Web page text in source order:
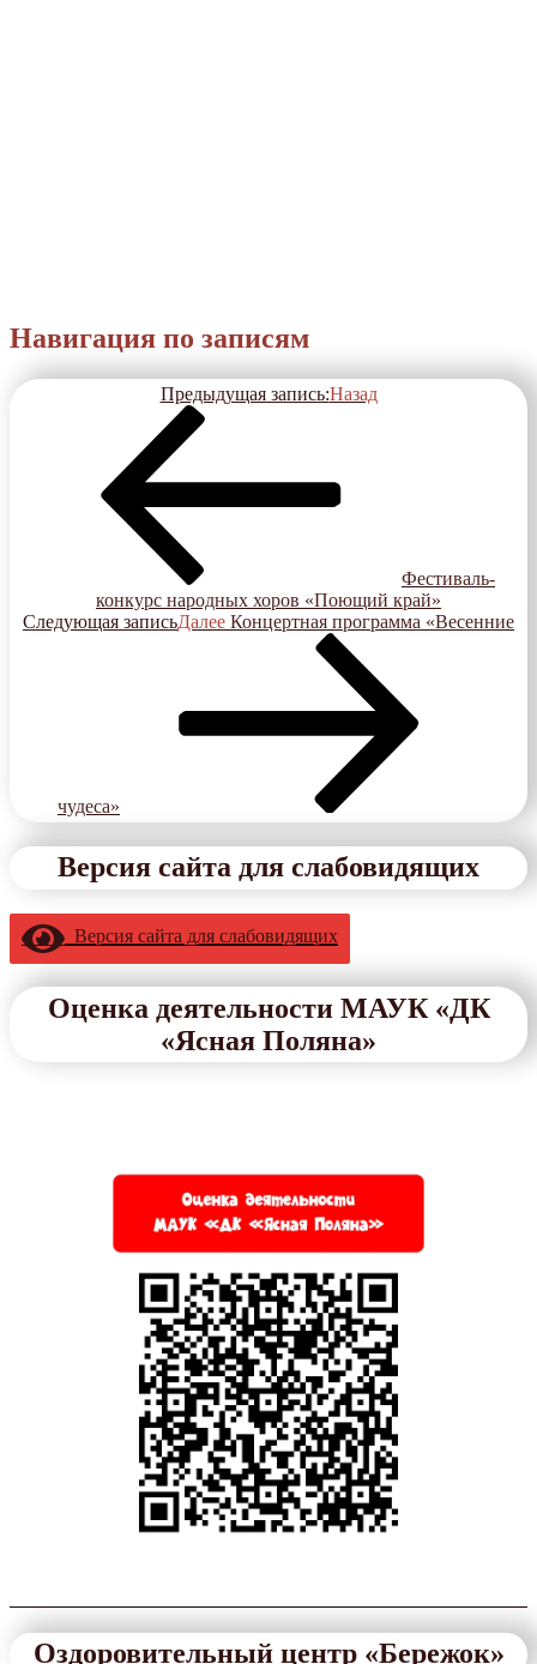
Навигация по записям
Предыдущая запись:Назад
Фестиваль-
конкурс народных хоров «Поющий край»
Следующая записьДалее Концертная программа «Весенние
чудеса»
Версия сайта для слабовидящих
Версия сайта для слабовидящих
Оценка деятельности МАУК «ДК
«Ясная Поляна»
Оздоровительный центр «Бережок»